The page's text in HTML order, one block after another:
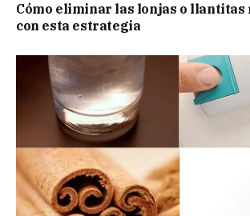
Cómo eliminar las lonjas o llantitas
con esta estrategia